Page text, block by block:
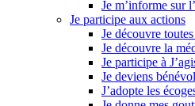
Je m’informe sur
Je participe aux actions
Je découvre
Je découvre la
Je participe à
Je deviens
J’adopte les